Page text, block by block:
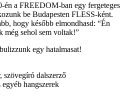
a FREEDOM-ban egy fergeteges
be Budapesten FLESS-ként.
hogy később elmondhasd: “Én
még sehol sem voltak!”
egy hatalmasat!
dalszerző
hangszerek